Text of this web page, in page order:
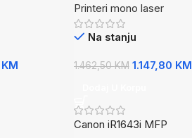
KM
Printeri mono laser
Na stanju
1.462,50KM 1.147,80 KM
Canon iR1643i MFP